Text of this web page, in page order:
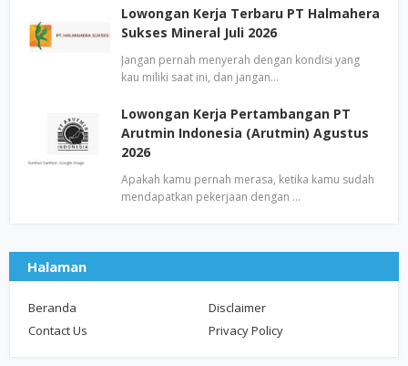
Lowongan Kerja Terbaru PT Halmahera
Sukses Mineral Juli 2026
Jangan pernah menyerah dengan kondisi yang
kau miliki saat ini, dan jangan…
Lowongan Kerja Pertambangan PT
Arutmin Indonesia (Arutmin) Agustus
2026
Apakah kamu pernah merasa, ketika kamu sudah
mendapatkan pekerjaan dengan …
Halaman
Beranda
Disclaimer
Contact Us
Privacy Policy